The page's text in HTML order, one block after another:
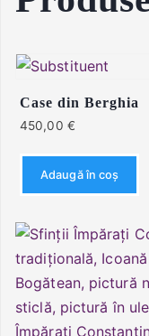
Case din Berghia
450,00 €
Adaugă în coș